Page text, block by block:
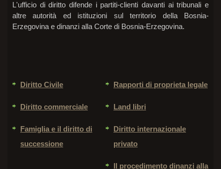
L'ufficio di diritto difende i partiti-clienti davanti ai tribunali e
altre autorità ed istituzioni sul territorio della Bosnia-
Erzegovina e dinanzi alla Corte di Bosnia-Erzegovina.
Diritto Civile Rapporti di proprieta legale
Diritto commerciale Land libri
Famiglia e il diritto di
successione
Diritto internazionale
privato
Il procedimento dinanzi alla